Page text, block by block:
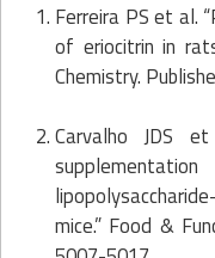
Ferreira PS et al.
of eriocitrin in
Chemistry.
Carvalho JDS
mice.” Food &